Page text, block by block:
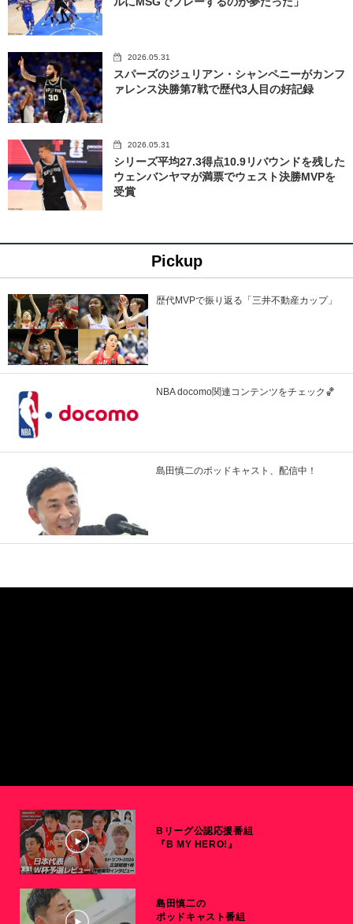
2026.05.31
スパーズのジュリアン・シャンペニーがカンフ
ァレンス決勝第7戦で歴代3人目の好記録
2026.05.31
シリーズ平均27.3得点10.9リバウンドを残した
ウェンバンヤマが満票でウェスト決勝MVPを
受賞
Pickup
歴代MVPで振り返る「三井不動産カップ」
NBA docomo関連コンテンツをチェック🏀
島田慎二のポッドキャスト、配信中！
Bリーグ公認応援番組
『B MY HERO!』
島田慎二の
ポッドキャスト番組